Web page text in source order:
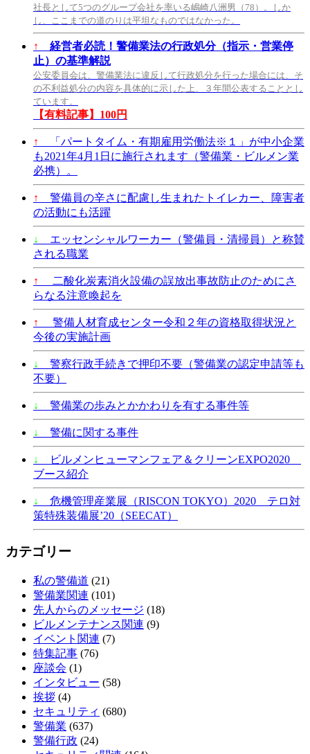
社長として5つのグループ会社を率いる嶋崎八洲男（78）。しか
し、ここまでの道のりは平坦なものではなかった。
↑
経営者必読！警備業法の行政処分（指示・営業停
止）の基準解説
公安委員会は、警備業法に違反して行政処分を行った場合には、そ
の不利益処分の内容を具体的に示した上、３年間公表することとし
ています。
【有料記事】100円
↑
「パートタイム・有期雇用労働法※１」が中小企業
も2021年4月1日に施行されます（警備業・ビルメン業
必携）。
↑
警備員の辛さに配慮し生まれたトイレカー、障害者
の活動にも活躍
↓
エッセンシャルワーカー（警備員・清掃員）と称賛
される職業
↑
二酸化炭素消火設備の誤放出事故防止のためにさ
らなる注意喚起を
↑
警備人材育成センター令和２年の資格取得状況と
今後の実施計画
↓
警察行政手続きで押印不要（警備業の認定申請等も
不要）
↓ 警備業の歩みとかかわりを有する事件等
↓ 警備に関する事件
↓
ビルメンヒューマンフェア＆クリーンEXPO2020
ブース紹介
↓
危機管理産業展（RISCON TOKYO）2020 テロ対
策特殊装備展’20（SEECAT）
カテゴリー
私の警備道 (21)
警備業関連 (101)
先人からのメッセージ (18)
ビルメンテナンス関連 (9)
イベント関連 (7)
特集記事 (76)
座談会 (1)
インタビュー (58)
挨拶 (4)
セキュリティ (680)
警備業 (637)
警備行政 (24)